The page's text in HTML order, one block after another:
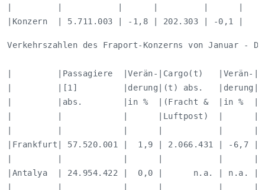
|Konzern  | 5.711.003 | -1,8 | 202.303 | -0,1 |
Verkehrszahlen des Fraport-Konzerns von Januar -
|         |Passagiere  |Verän-|Cargo(t)   |Verän-
|         |[1]         |derung|(t) abs.
|         |abs.        |in %  |(Fracht &  |in %
|         |            |      |Luftpost)  |
|Frankfurt| 57.520.001 |  1,9 | 2.066.431 | -6,7 |
|Antalya  | 24.954.422 |  0,0 |      n.a. | n.a. |